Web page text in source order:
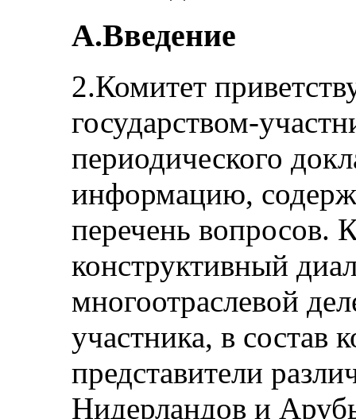
A.Введение
2.Комитет
государством-
периодического
информацию,
перечень вопросов.
конструктивный
многоотраслевой
участника, в состав
представители
Нидерландов и